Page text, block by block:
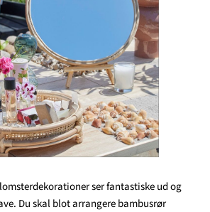
ser fantastiske ud og
Du skal blot arrangere bambusrør